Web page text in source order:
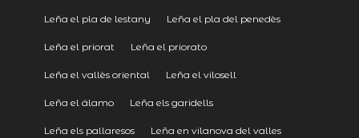
Leña el pla de lestany Leña el pla del penedès
Leña el priorat Leña el priorato
Leña el vallès oriental Leña el vilosell
Leña el álamo Leña els garidells
Leña els pallaresos Leña en vilanova del valles